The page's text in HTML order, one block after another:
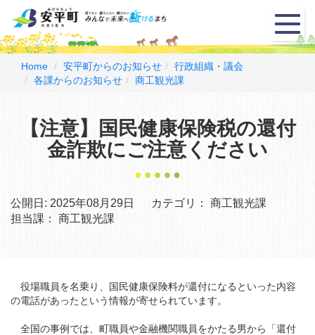
メ
ニ
ュ
Home 安平町からのお知らせ
行政組織・議会
各課からのお知らせ
商工観光課
【注意】国民健康保険税の還付
金詐欺にご注意ください
公開日: 2025年08月29日 カテゴリ：
商工観光課
担当課：
商工観光課
役場職員を名乗り、国民健康保険料が還付になるといった内容
の電話があったという情報が寄せられています。
全国の事例では、町職員や金融機関職員をかたる男から「還付